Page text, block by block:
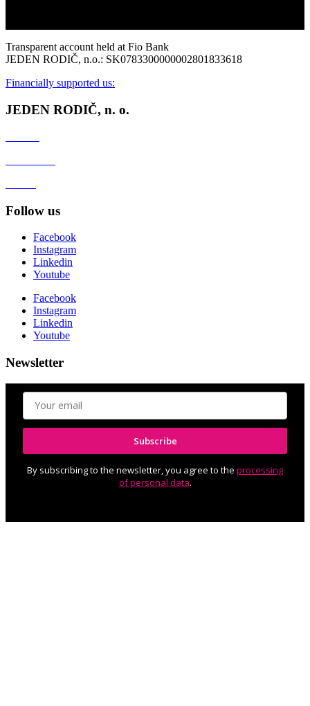
Transparent account held at Fio Bank
JEDEN RODIČ, n.o.: SK0783300000002801833618
Financially supported us:
JEDEN RODIČ, n. o.
Follow us
Facebook
Instagram
Linkedin
Youtube
Facebook
Instagram
Linkedin
Youtube
Newsletter
Subscribe
By subscribing to the newsletter, you agree to the processing
of personal data.